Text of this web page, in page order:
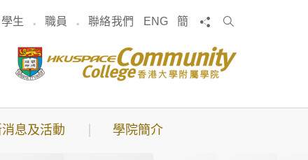
學生 職員 聯絡我們 ENG 簡 分享
搜
息及活動 學院簡介